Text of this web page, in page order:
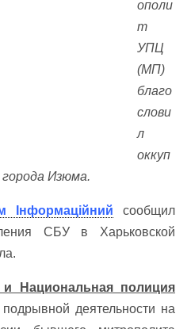
ополи
т
УПЦ
(МП)
благо
слови
л
оккуп
Изюма.
Інформаційний сообщил
СБУ в Харьковской
Национальная полиция
подрывной деятельности на